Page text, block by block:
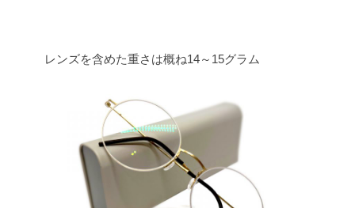
レンズを含めた重さは概ね14～15グラム